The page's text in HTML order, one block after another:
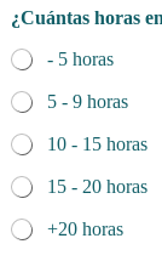
r
n
c
i
p
a
l
r
¿Cuántas horas
- 5 horas
5 - 9 horas
10 - 15 horas
15 - 20 horas
+20 horas